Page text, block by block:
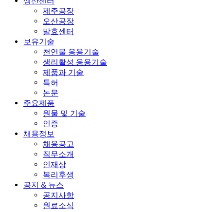
제주공장
오산공장
발효센터
보유기술
천연물 응용기술
생리활성 응용기술
제품과 기술
특허
논문
주요제품
원물 및 기술
인증
채용정보
채용공고
직무소개
인재상
복리후생
공지 & 뉴스
공지사항
원료소식